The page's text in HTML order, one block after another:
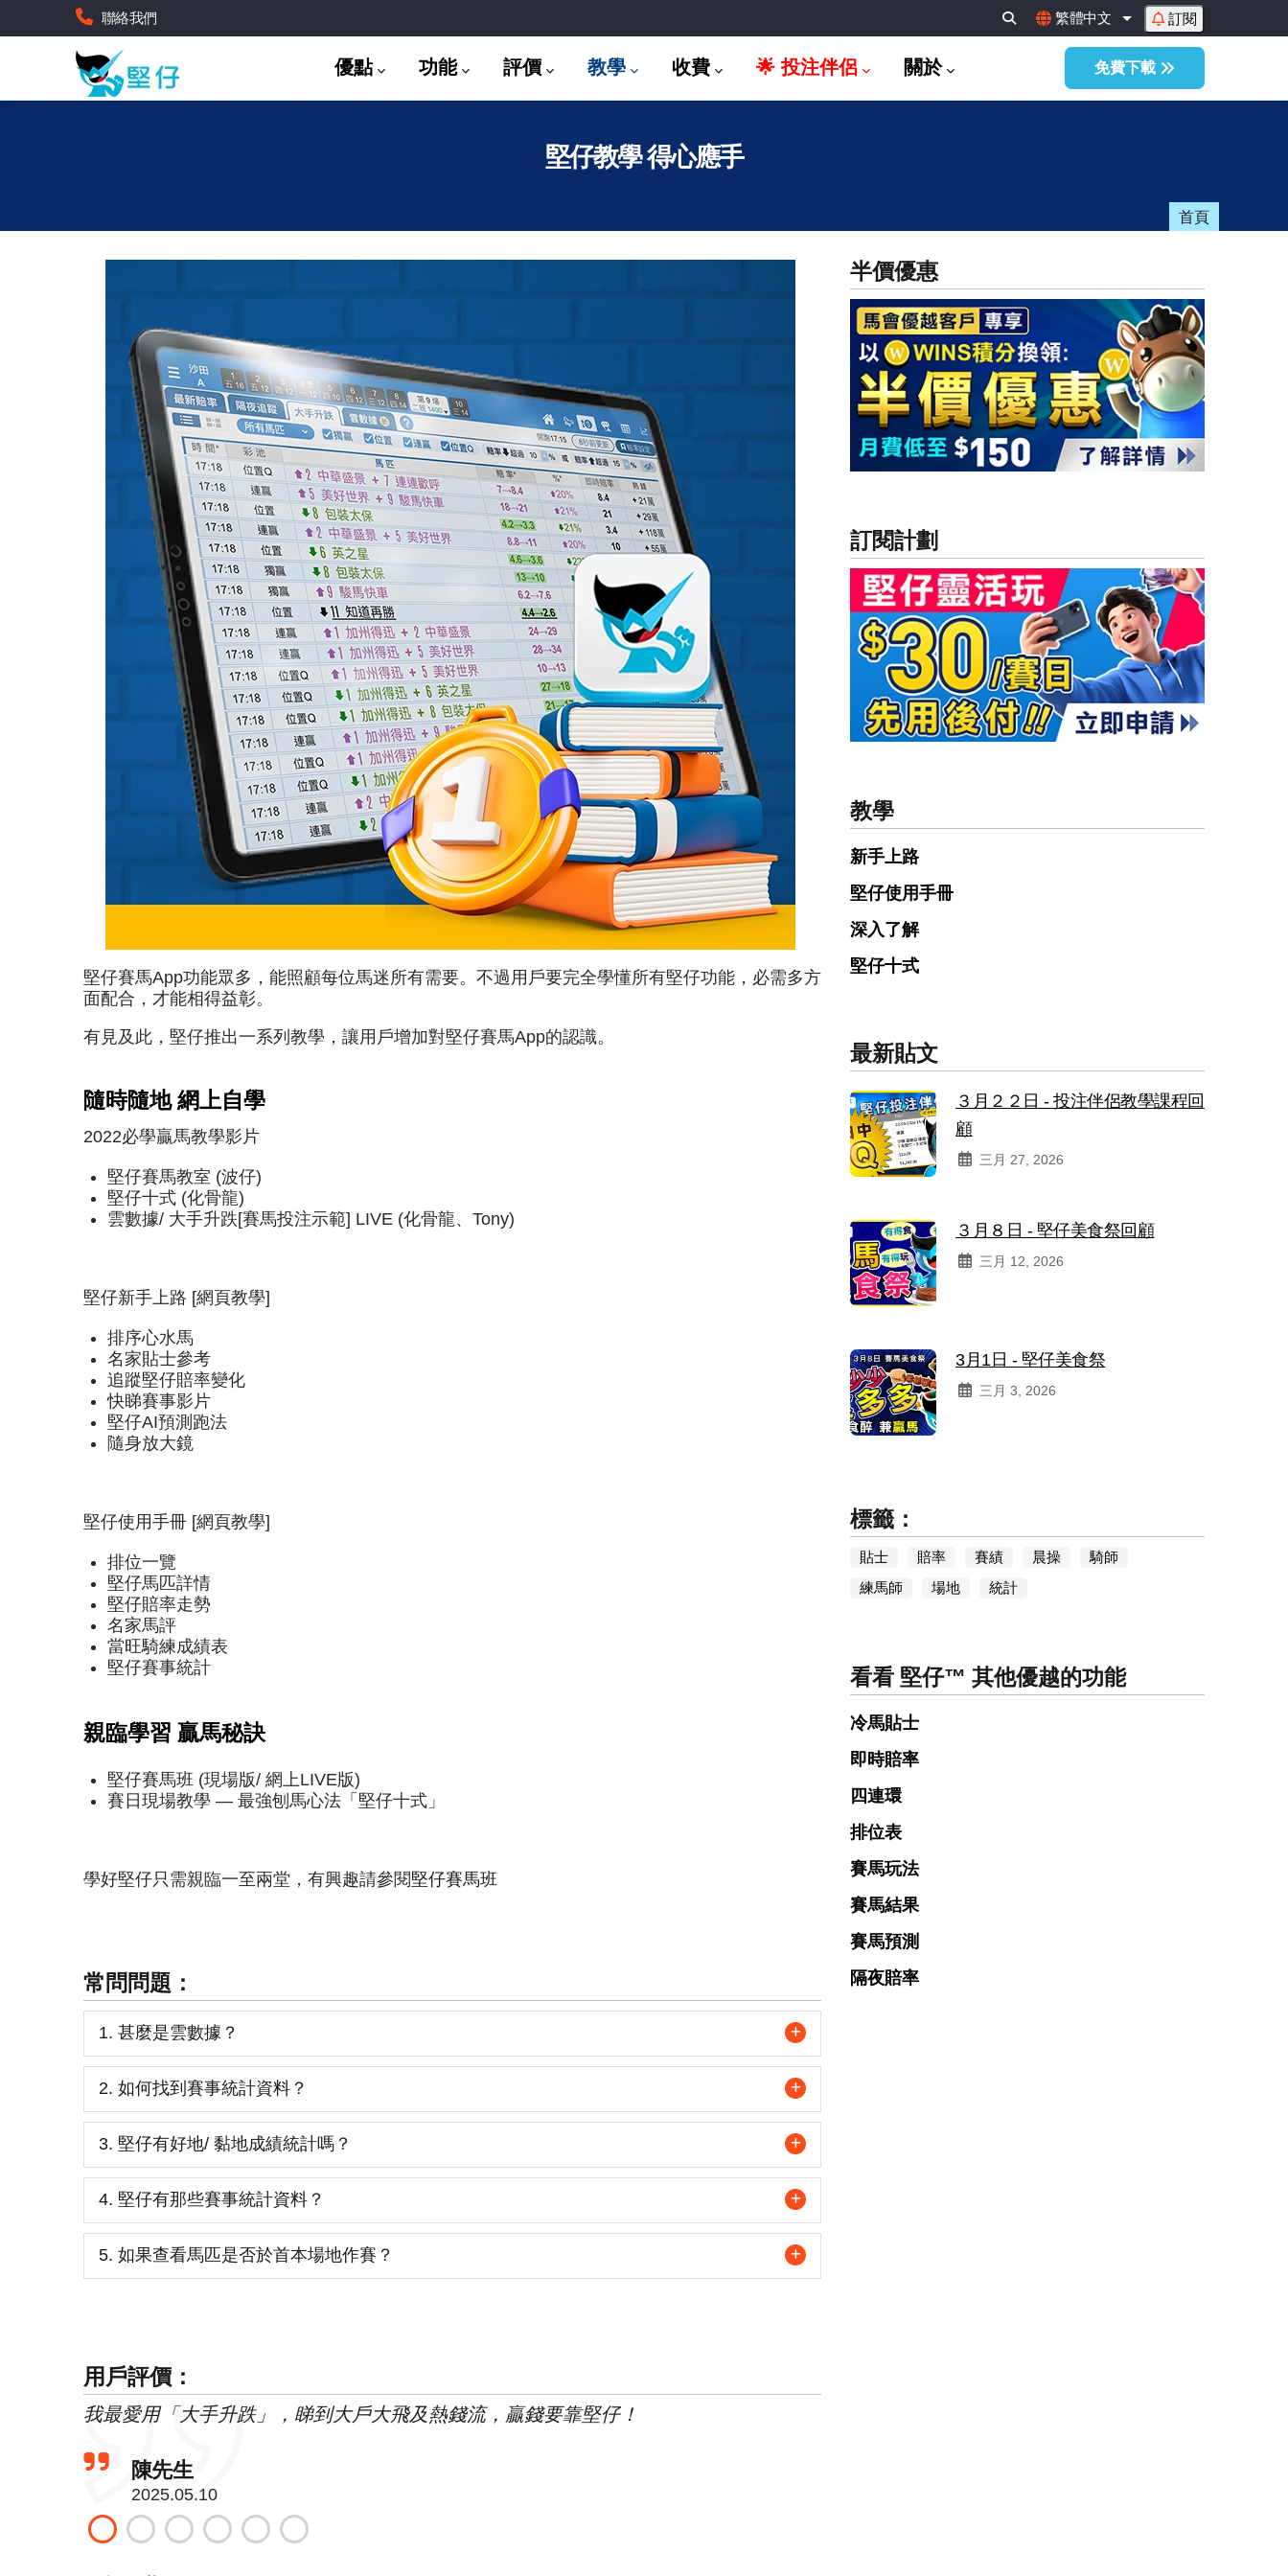
至
聯絡我們 繁體中文 列出額外動作
訂閱
優點 功能 評價 教學 收費 🌟 投注伴侶 關於 免費下載
堅仔教學 得心應手
首頁
堅仔賽馬App功能眾多，能照顧每位馬迷所有需要。不過用戶要完全學懂所有堅仔功能，必需多方
面配合，才能相得益彰。
有見及此，堅仔推出一系列教學，讓用戶增加對堅仔賽馬App的認識。
隨時隨地 網上自學
2022必學贏馬教學影片
堅仔賽馬教室 (波仔)
堅仔十式 (化骨龍)
雲數據/ 大手升跌[賽馬投注示範] LIVE (化骨龍、Tony)
堅仔新手上路 [網頁教學]
排序心水馬
名家貼士參考
追蹤堅仔賠率變化
快睇賽事影片
堅仔AI預測跑法
隨身放大鏡
堅仔使用手冊 [網頁教學]
排位一覽
堅仔馬匹詳情
堅仔賠率走勢
名家馬評
當旺騎練成績表
堅仔賽事統計
親臨學習 贏馬秘訣
堅仔賽馬班 (現場版/ 網上LIVE版)
賽日現場教學 — 最強刨馬心法「堅仔十式」
學好堅仔只需親臨一至兩堂，有興趣請參閱堅仔賽馬班
常問問題：
1. 甚麼是雲數據？
2. 如何找到賽事統計資料？
3. 堅仔有好地/ 黏地成績統計嗎？
4. 堅仔有那些賽事統計資料？
5. 如果查看馬匹是否於首本場地作賽？
用戶評價：
我最愛用「大手升跌」，睇到大戶大飛及熱錢流，贏錢要靠堅仔！
陳先生
2025.05.10
半價優惠
訂閱計劃
教學
新手上路
堅仔使用手冊
深入了解
堅仔十式
最新貼文
３月２２日 - 投注伴侶教學課程回
顧
三月 27, 2026
３月８日 - 堅仔美食祭回顧
三月 12, 2026
3月1日 - 堅仔美食祭
三月 3, 2026
標籤：
貼士 賠率 賽績 晨操
騎師
練馬師
場地 統計
看看 堅仔™ 其他優越的功能
冷馬貼士
即時賠率
四連環
排位表
賽馬玩法
賽馬結果
賽馬預測
隔夜賠率